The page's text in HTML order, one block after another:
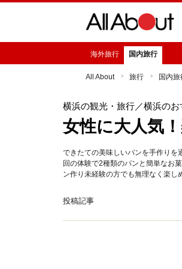
海外旅行 国内旅行
All About 旅行 国内旅
横浜の観光・旅行／横浜の
女性に大人気
できたての美味しいパンを手作りを
回の体験で2種類のパンと簡単なお
ン作り未経験の方でも無理なく楽し
投稿記事